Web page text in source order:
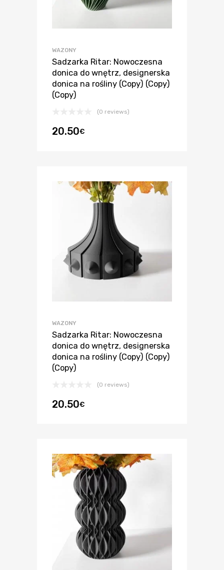
WAZONY
Sadzarka Ritar: Nowoczesna
donica do wnętrz, designerska
donica na rośliny (Copy) (Copy)
(Copy)
(0 reviews)
20.50€
WAZONY
Sadzarka Ritar: Nowoczesna
donica do wnętrz, designerska
donica na rośliny (Copy) (Copy)
(Copy)
(0 reviews)
20.50€